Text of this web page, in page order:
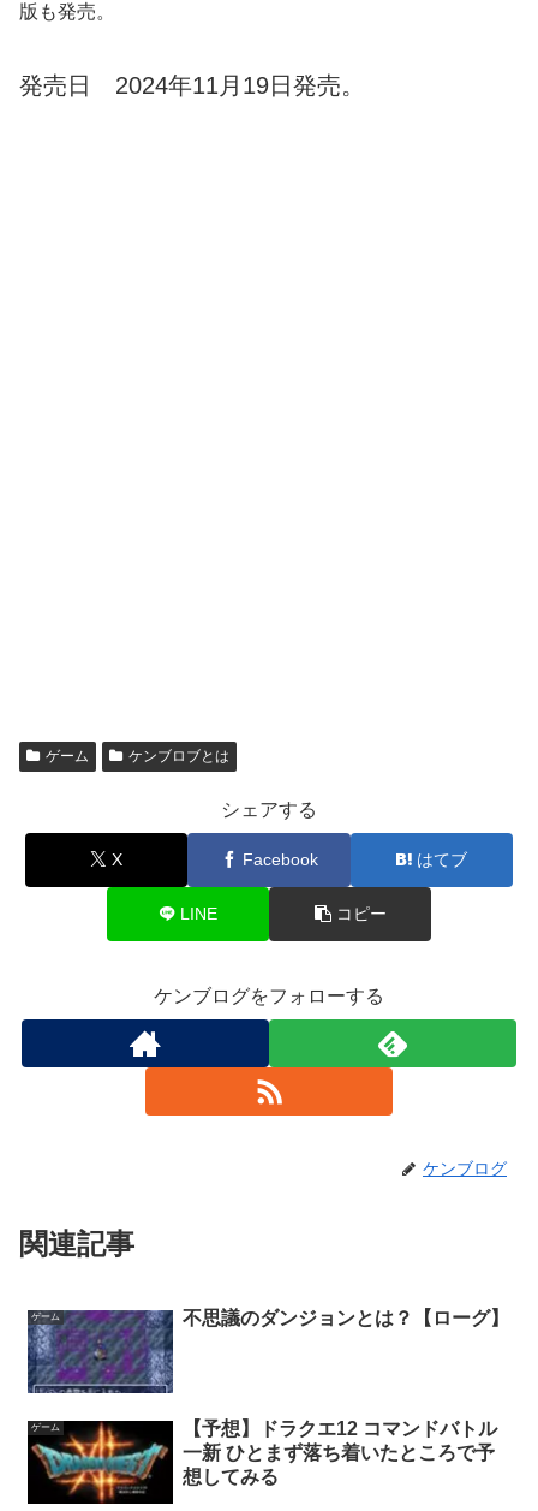
版も発売。
発売日 2024年11月19日発売。
ゲーム ケンブロブとは
シェアする
X Facebook はてブ
LINE コピー
ケンブログをフォローする
ケンブログ
関連記事
ゲーム 不思議のダンジョンとは？【ローグ】
ゲーム
【予想】ドラクエ12 コマンドバトル
一新 ひとまず落ち着いたところで予
想してみる